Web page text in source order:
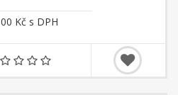
Kč s DPH